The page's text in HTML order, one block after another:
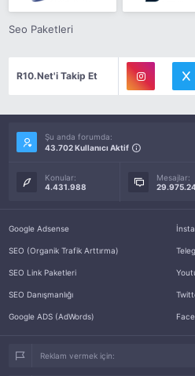
Seo Paketleri
R10.Net'i Takip Et
Şu anda forumda:
43.702 Kullanıcı Aktif
Konular:
4.431.988
Mesajlar:
Google Adsense
SEO (Organik Trafik Arttırma)
SEO Link Paketleri
SEO Danışmanlığı
Google ADS (AdWords)
Reklam vermek için: